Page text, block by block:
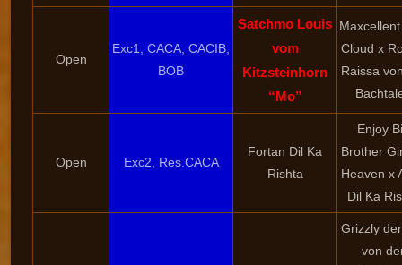
Open
Exc1, CACA, CACIB,
BOB
Satchmo Louis
vom
Kitzsteinhorn
“Mo”
Cloud x
Raissa
Open Exc2, Res.CACA
Fortan Dil Ka
Rishta
Enjoy
Brother
Heaven x
Dil Ka
Grizzly
von